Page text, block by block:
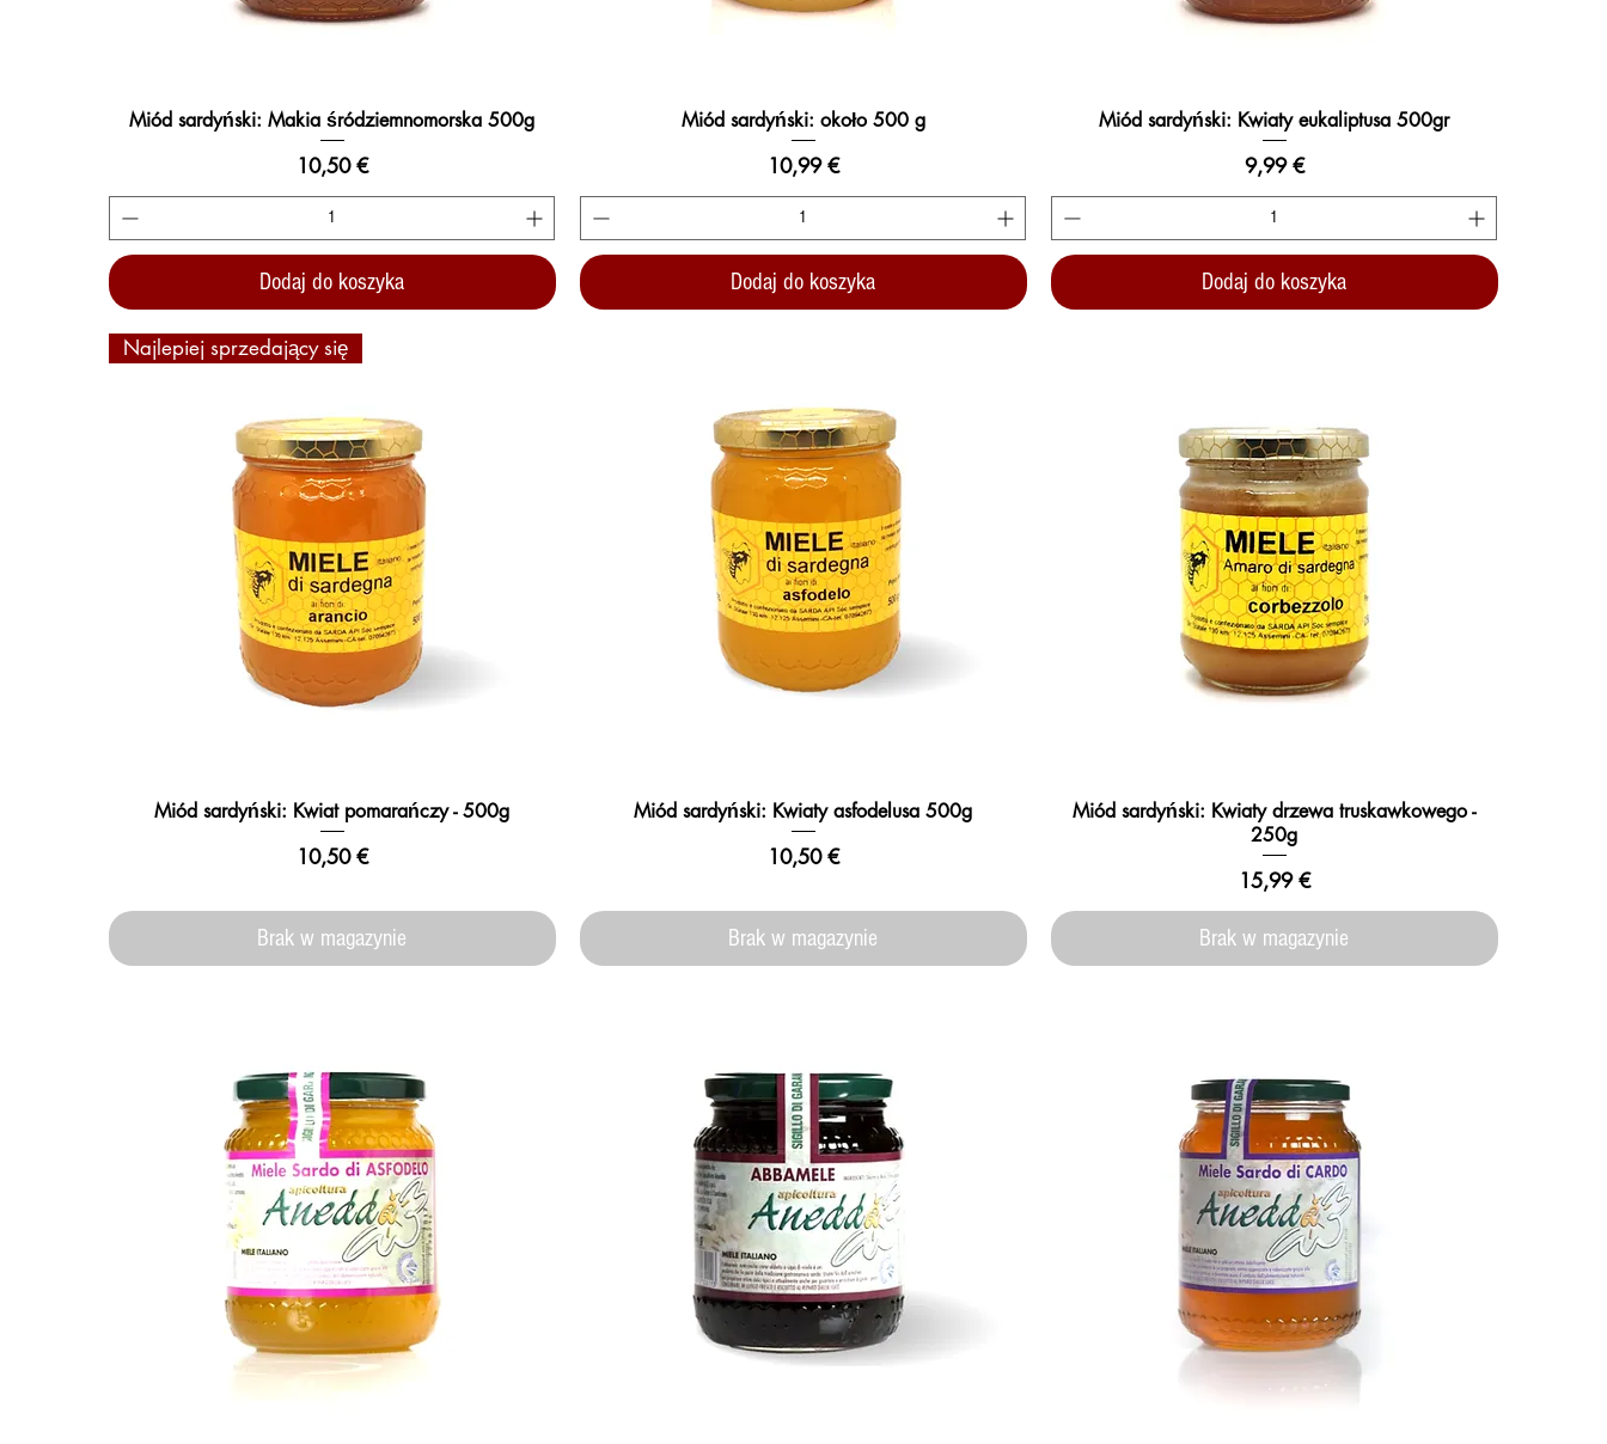
Podgląd
Miód sardyński: Makia śródziemnomorska 500g
Cena
10,50 €
Dodaj do koszyka
Podgląd
Miód sardyński: około 500 g
Cena
10,99 €
Dodaj do koszyka
Podgląd
Miód sardyński: Kwiaty eukaliptusa 500gr
Cena
9,99 €
Dodaj do koszyka
Podgląd
Najlepiej sprzedający się
Miód sardyński: Kwiat pomarańczy - 500g
Cena
10,50 €
Brak w magazynie
Podgląd
Miód sardyński: Kwiaty asfodelusa 500g
Cena
10,50 €
Brak w magazynie
Podgląd
Miód sardyński: Kwiaty drzewa truskawkowego -
250g
Cena
15,99 €
Brak w magazynie